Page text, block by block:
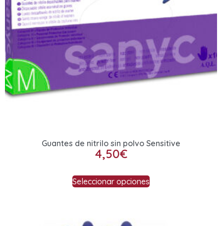
Guantes de nitrilo sin polvo Sensitive
4,50€
Seleccionar opciones